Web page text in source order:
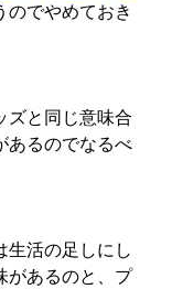
のでやめておき
ズと同じ意味合
あるのでなるべ
生活の足しにし
があるのと、プ